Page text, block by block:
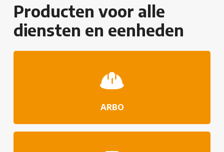
Producten voor alle
diensten en eenheden
ARBO